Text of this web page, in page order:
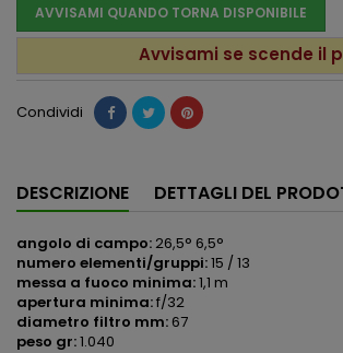
AVVISAMI QUANDO TORNA DISPONIBILE
Avvisami se scende il
Condividi
DESCRIZIONE DETTAGLI DEL
angolo di campo: 26,5° 6,5°
numero elementi/gruppi:15 / 13
messa a fuoco minima:1,1 m
apertura minima:f/32
diametro filtro mm: 67
peso gr:1.040